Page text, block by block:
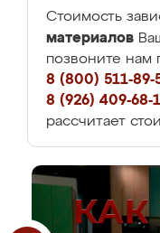
Стоимость
материалов
позвоните нам
8 (800) 511-89-
8 (926) 409-68-
рассчитает